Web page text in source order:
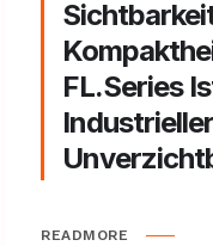
FL.series
READMORE